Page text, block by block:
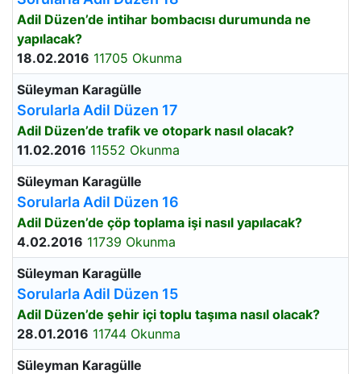
Adil Düzen’de intihar bombacısı durumunda ne
yapılacak?
18.02.2016 11705 Okunma
Süleyman Karagülle
Sorularla Adil Düzen 17
Adil Düzen’de trafik ve otopark nasıl olacak?
11.02.2016 11552 Okunma
Süleyman Karagülle
Sorularla Adil Düzen 16
Adil Düzen’de çöp toplama işi nasıl yapılacak?
4.02.2016 11739 Okunma
Süleyman Karagülle
Sorularla Adil Düzen 15
Adil Düzen’de şehir içi toplu taşıma nasıl olacak?
28.01.2016 11744 Okunma
Süleyman Karagülle